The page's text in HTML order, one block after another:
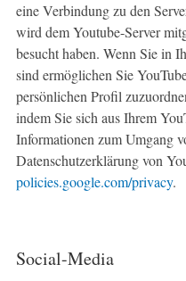
eine Verbindung zu den
wird dem Youtube-Server
besucht haben. Wenn Sie in
sind ermöglichen Sie
persönlichen Profil
indem Sie sich aus Ihrem
Informationen zum Umgang
Datenschutzerklärung von
policies.google.com/privacy.
Social-Media